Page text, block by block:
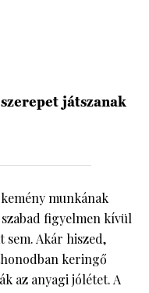
játszanak
munkának
figyelmen kívül
sem. Akár hiszed,
keringő
az anyagi jólétet. A